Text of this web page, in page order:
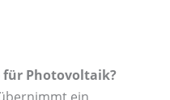
für Photovoltaik?